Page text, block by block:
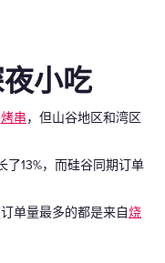
小吃
烤串，但山谷地区和湾区
13%，而硅谷同期订单
单量最多的都是来自烧